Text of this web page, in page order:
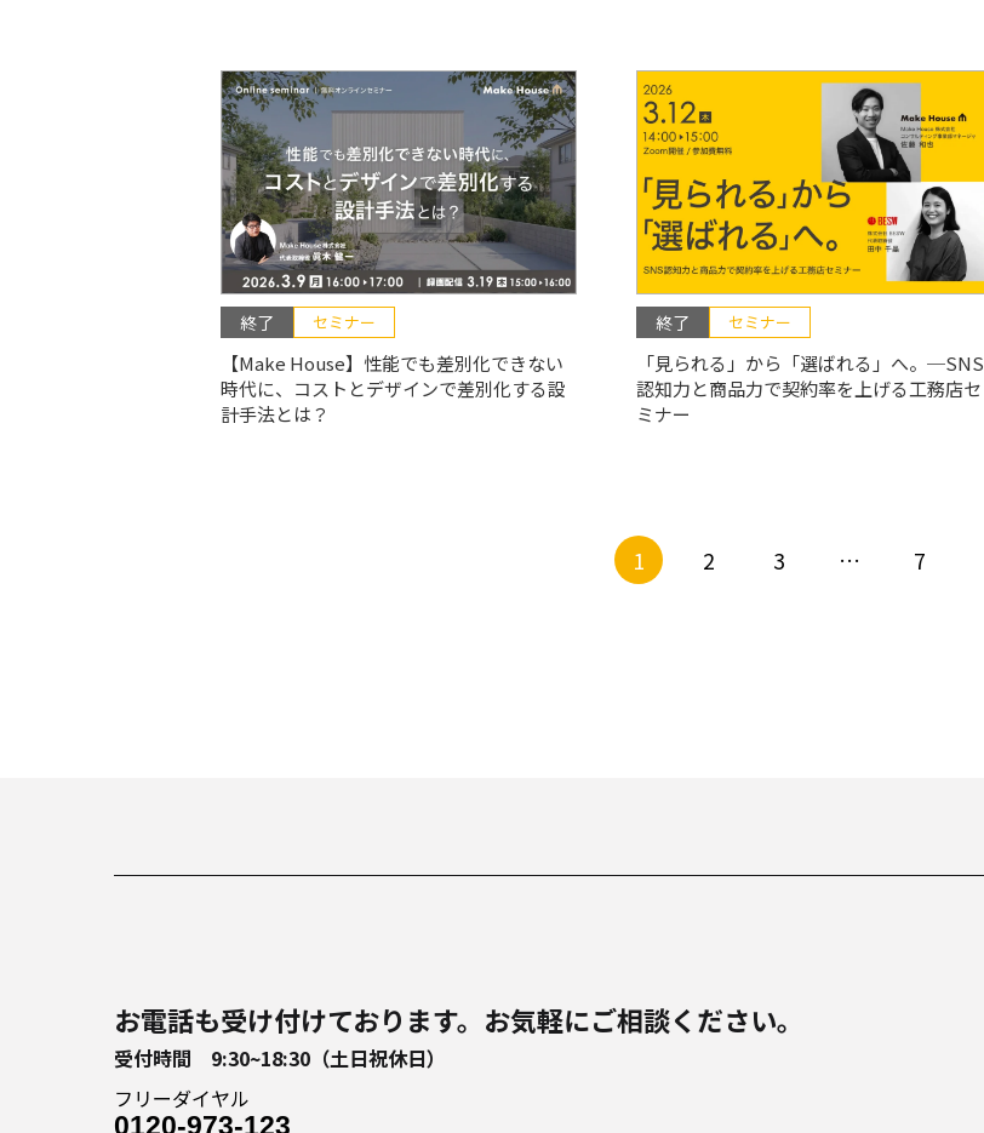
終了 セミナー
【Make House】性能でも差別化できない
時代に、コストとデザインで差別化する設
計手法とは？
終了 セミナー
「見られる」から「選ばれる」へ。─SNS
認知力と商品力で契約率を上げる工務店セ
ミナー
1 2 3 … 7
お電話も受け付けております。 お気軽にご相談ください。
受付時間 9:30~18:30（土日祝休日）
フリーダイヤル
0120-973-123